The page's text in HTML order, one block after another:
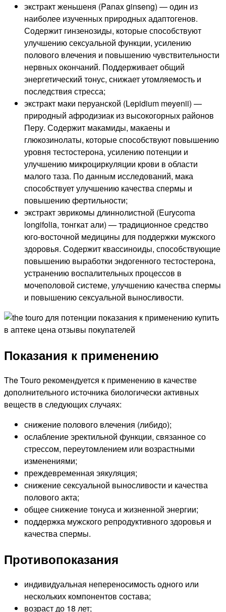
экстракт женьшеня (Panax ginseng) — один из
наиболее изученных природных адаптогенов.
Содержит гинзенозиды, которые способствуют
улучшению сексуальной функции, усилению
полового влечения и повышению чувствительности
нервных окончаний. Поддерживает общий
энергетический тонус, снижает утомляемость и
последствия стресса;
экстракт маки перуанской (Lepidium meyenii) —
природный афродизиак из высокогорных районов
Перу. Содержит макамиды, макаены и
глюкозинолаты, которые способствуют повышению
уровня тестостерона, усилению потенции и
улучшению микроциркуляции крови в области
малого таза. По данным исследований, мака
способствует улучшению качества спермы и
повышению фертильности;
экстракт эврикомы длиннолистной (Eurycoma
longifolia, тонгкат али) — традиционное средство
юго-восточной медицины для поддержки мужского
здоровья. Содержит кваcсиноиды, способствующие
повышению выработки эндогенного тестостерона,
устранению воспалительных процессов в
мочеполовой системе, улучшению качества спермы
и повышению сексуальной выносливости.
Показания к применению
The Touro рекомендуется к применению в качестве
дополнительного источника биологически активных
веществ в следующих случаях:
снижение полового влечения (либидо);
ослабление эректильной функции, связанное со
стрессом, переутомлением или возрастными
изменениями;
преждевременная эякуляция;
снижение сексуальной выносливости и качества
полового акта;
общее снижение тонуса и жизненной энергии;
поддержка мужского репродуктивного здоровья и
качества спермы.
Противопоказания
индивидуальная непереносимость одного или
нескольких компонентов состава;
возраст до 18 лет;